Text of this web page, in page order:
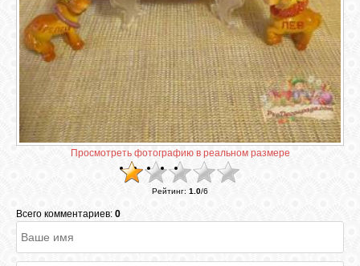
ДЕКУПАЖА
ОТЗЫВЫ
УЧЕНИКОВ
МАГАЗИН
СВЯЗЬ
Просмотреть фотографию в реальном размере
Рейтинг: 1.0/6
Всего комментариев: 0